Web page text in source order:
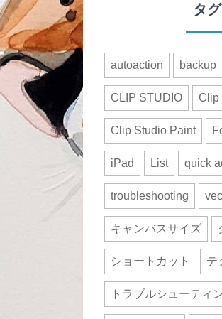
タグ
autoaction backup
CLIP STUDIO Clip
Clip Studio Paint
iPad List quick
troubleshooting
キャンバスサイズ
ショートカット テ
トラブルシューティ